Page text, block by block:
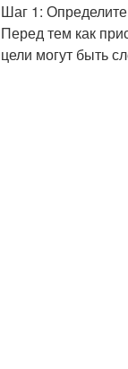
Шаг 1:
Перед тем как
цели могут быть